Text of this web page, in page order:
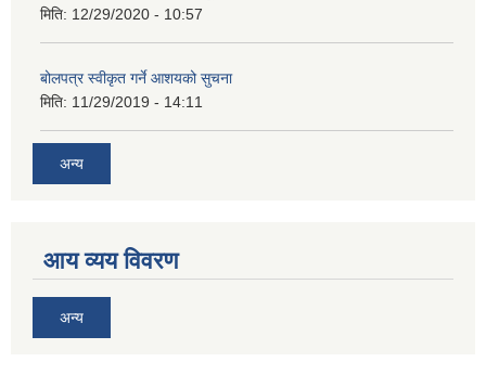
मिति: 12/29/2020 - 10:57
बोलपत्र स्वीकृत गर्ने आशयको सुचना
मिति: 11/29/2019 - 14:11
अन्य
आय व्यय विवरण
अन्य